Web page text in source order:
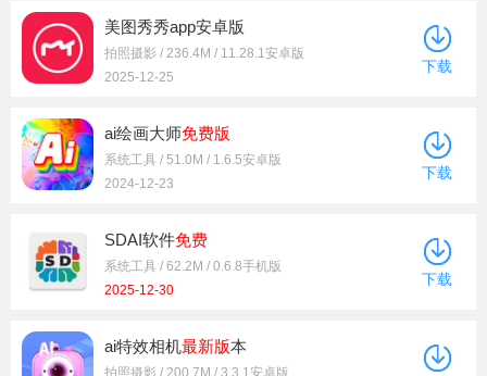
美图秀秀app安卓版
拍照摄影 / 236.4M / 11.28.1安卓版
2025-12-25
下载
ai绘画大师免费版
系统工具 / 51.0M / 1.6.5安卓版
2024-12-23
下载
SDAI软件免费
系统工具 / 62.2M / 0.6.8手机版
2025-12-30
下载
ai特效相机最新版本
拍照摄影 / 200.7M / 3.3.1安卓版